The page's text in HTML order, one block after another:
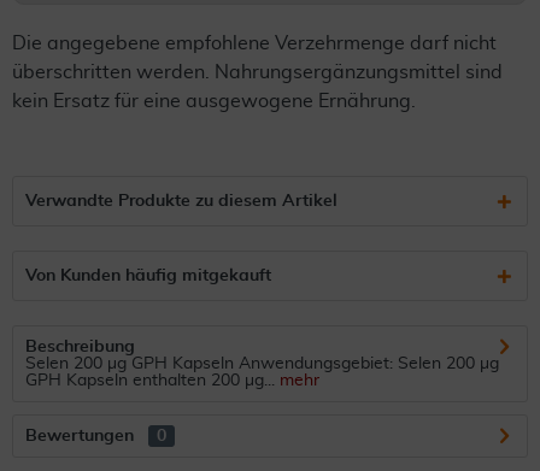
Die angegebene empfohlene Verzehrmenge darf nicht
überschritten werden. Nahrungsergänzungsmittel sind
kein Ersatz für eine ausgewogene Ernährung.
Verwandte Produkte zu diesem Artikel
Von Kunden häufig mitgekauft
Beschreibung
Selen 200 µg GPH Kapseln Anwendungsgebiet: Selen 200 µg
GPH Kapseln enthalten 200 µg... mehr
Bewertungen 0